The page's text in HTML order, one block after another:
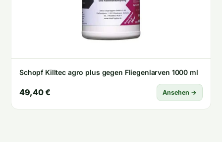
Schopf Killtec agro plus gegen Fliegenlarven 1000 ml
49,40 € Ansehen →